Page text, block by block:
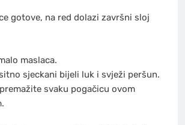
gotove, na red dolazi završni sloj
maslaca.
sjeckani bijeli luk i svježi peršun.
svaku pogačicu ovom